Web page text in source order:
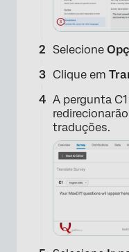
Selecione
Clique em
A pergunta
traduções.